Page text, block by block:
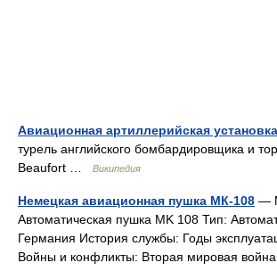
Авиационная артиллерийская установка
турель английского бомбардировщика и
Beaufort …
Википедия
Немецкая авиационная пушка МК-108 —
Автоматическая пушка MK 108 Тип:
Германия История службы: Годы
Войны и конфликты: Вторая мировая